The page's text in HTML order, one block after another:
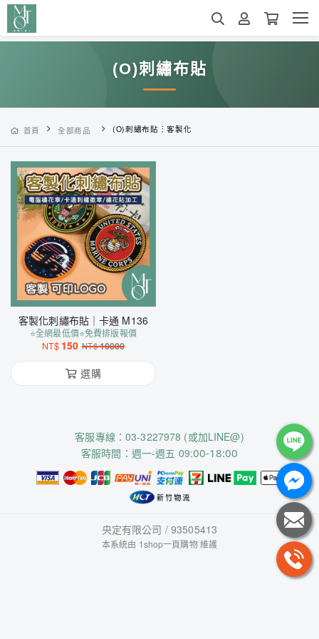
(O)刺繡布貼
首頁 全部商品 (O)刺繡布貼︙客製化
客製化刺繡布貼｜卡通 M136
⭐全網最低價⭐免費排版報價
NT$ 150 NT$10000
選購
客服專線：03-3227978 (或加LINE@)
客服時間：週一-週五 09:00-18:00
央定有限公司 / 93505413
本系統由 1shop一頁購物維護